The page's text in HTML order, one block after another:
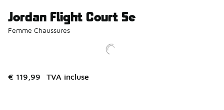
Jordan Flight Court Se
Femme Chaussures
€ 119,99 TVA incluse